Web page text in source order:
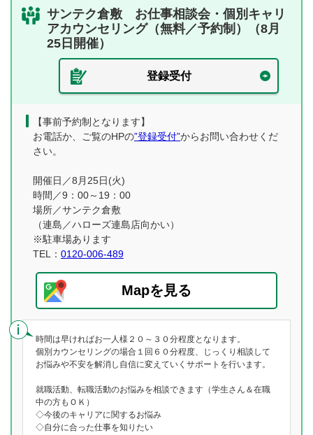
サンテク倉敷 お仕事相談会・個別キャリ
アカウンセリング（無料／予約制）（8月
25日開催）
登録受付
【事前予約制となります】
お電話か、ご覧のHPの”登録受付”からお問い合わせくだ
さい。
開催日／8月25日(火)
時間／9：00～19：00
場所／サンテク倉敷
（連島／ハローズ連島店向かい）
※駐車場あります
TEL： 0120-006-489
Mapを見る
時間は早ければお一人様２０～３０分程度となります。
個別カウンセリングの場合１回６０分程度、じっくり相談して
お悩みや不安を解消し自信に変えていくサポートを行います。
就職活動、転職活動のお悩みを相談できます（学生さん＆在職
中の方もＯＫ）
◇今後のキャリアに関するお悩み
◇自分に合った仕事を知りたい